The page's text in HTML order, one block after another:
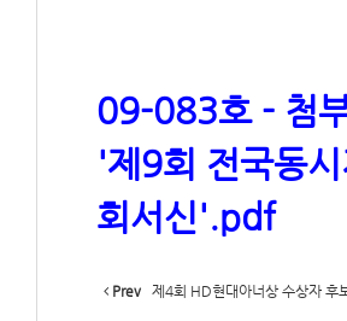
09-083호 - 첨
'제9회 전국동
회서신'.pdf
Prev 제4회 HD현대아너상 수상자 후